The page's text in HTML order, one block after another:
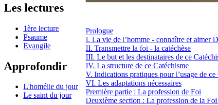
Les lectures
1ère lecture
Psaume
Evangile
Approfondir
L'homélie du jour
Le saint du jour
Prologue
I. La vie de l’homme - connaître et aimer
II. Transmettre la foi - la catéchèse
III. Le but et les destinataires de ce
IV. La structure de ce Catéchisme
V. Indications pratiques pour l’usage de ce
VI. Les adaptations nécessaires
Première partie : La profession de Foi
Deuxième section : La profession de la